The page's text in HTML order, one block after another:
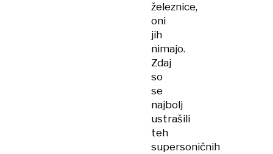
železnice,
oni
jih
nimajo.
Zdaj
so
se
najbolj
ustrašili
teh
supersoničnih